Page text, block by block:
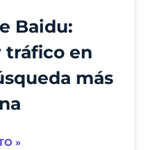
Baidu:
tráfico en
más
»